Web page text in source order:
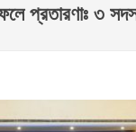
প্রতারণাঃ ৩